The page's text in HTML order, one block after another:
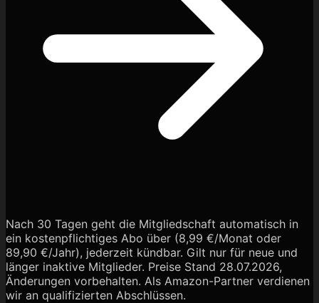
Nach 30 Tagen geht die Mitgliedschaft automatisch in
ein kostenpflichtiges Abo über (8,99 €/Monat oder
89,90 €/Jahr), jederzeit kündbar. Gilt nur für neue und
länger inaktive Mitglieder. Preise Stand 28.07.2026,
Änderungen vorbehalten. Als Amazon-Partner verdienen
wir an qualifizierten Abschlüssen.